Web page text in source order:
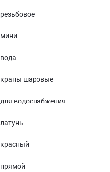
резьбовое
мини
вода
краны шаровые
для водоснабжения
латунь
красный
прямой